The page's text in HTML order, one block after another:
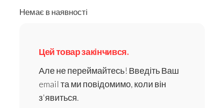
Немає в наявності
Цей товар закінчився.
Але не переймайтесь! Введіть Ваш
email та ми повідомимо, коли він
з'явиться.